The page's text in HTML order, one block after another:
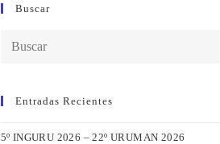
Buscar
Entradas Recientes
5º INGURU 2026 – 22º URUMAN 2026